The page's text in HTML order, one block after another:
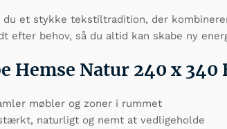
et stykke tekstiltradition, der
efter behov, så du altid kan skabe ny
Natur 240 x 340
møbler og zoner i rummet
naturligt og nemt at vedligeholde